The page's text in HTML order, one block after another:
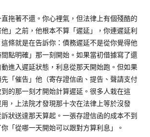
拖著不還。你心裡氣，但法律上有個殘酷的
」之前，他根本不算「遲延」，你連遲延利
條就是在告訴你：債務遲延不是從你覺得他
點明確」那一刻開始。如果當初借據寫了還
進入遲延狀態，利息從那天開始跑。但如果
「催告」他（寄存證信函、提告、聲請支付
的那一刻才開始計算遲延。很多人栽在這
，上法院才發現那十次在法律上等於沒發
狀送達那天算起。一張存證信函的成本不到
「從哪一天開始可以跟對方算利息」。